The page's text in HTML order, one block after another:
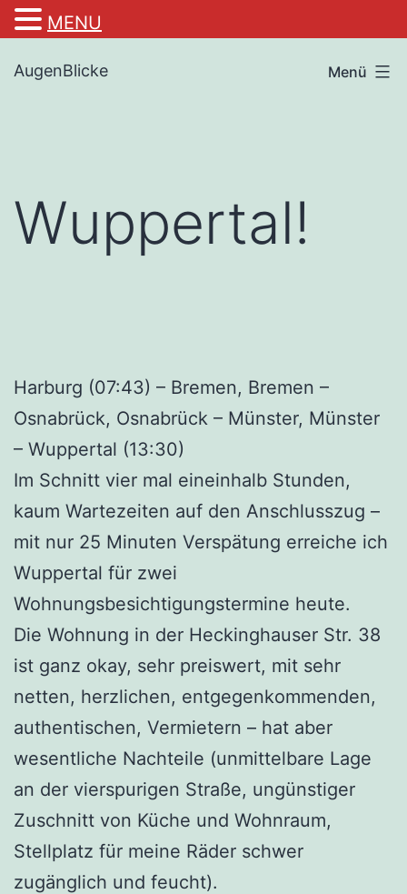
Inhalt
AugenBlicke Menü
Wuppertal!
Harburg (07:43) – Bremen, Bremen –
Osnabrück, Osnabrück – Münster, Münster
– Wuppertal (13:30)
Im Schnitt vier mal eineinhalb Stunden,
kaum Wartezeiten auf den Anschlusszug –
mit nur 25 Minuten Verspätung erreiche ich
Wuppertal für zwei
Wohnungsbesichtigungstermine heute.
Die Wohnung in der Heckinghauser Str. 38
ist ganz okay, sehr preiswert, mit sehr
netten, herzlichen, entgegenkommenden,
authentischen, Vermietern – hat aber
wesentliche Nachteile (unmittelbare Lage
an der vierspurigen Straße, ungünstiger
Zuschnitt von Küche und Wohnraum,
Stellplatz für meine Räder schwer
zugänglich und feucht).
MENU